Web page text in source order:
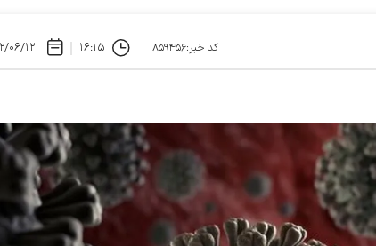
کد خبر:۸۵۹۴۵۶ ۱۶:۱۵ ۱۴۰۲/